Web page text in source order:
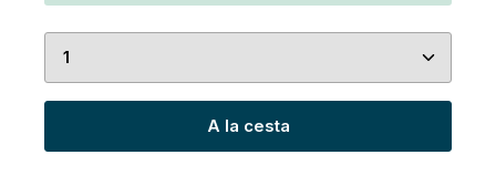
Cantidad del producto: introduce la cantidad
A la cesta